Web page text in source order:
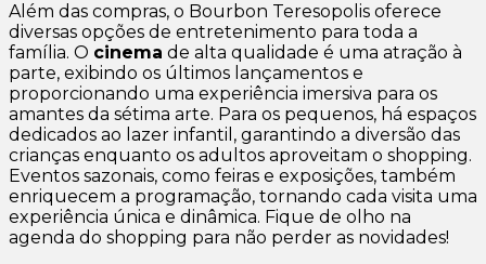
Além das compras, o Bourbon Teresopolis oferece
diversas opções de entretenimento para toda a
família. O cinema de alta qualidade é uma atração à
parte, exibindo os últimos lançamentos e
proporcionando uma experiência imersiva para os
amantes da sétima arte. Para os pequenos, há espaços
dedicados ao lazer infantil, garantindo a diversão das
crianças enquanto os adultos aproveitam o shopping.
Eventos sazonais, como feiras e exposições, também
enriquecem a programação, tornando cada visita uma
experiência única e dinâmica. Fique de olho na
agenda do shopping para não perder as novidades!